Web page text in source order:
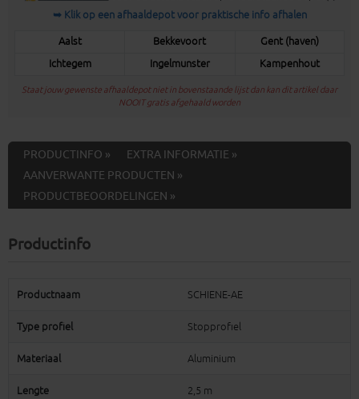
➥ Klik op een afhaaldepot voor praktische info afhalen
Aalst Bekkevoort
Gent (haven)
Ichtegem
Ingelmunster Kampenhout
Staat jouw gewenste afhaaldepot niet in bovenstaande lijst dan kan dit artikel daar
NOOIT gratis afgehaald worden
PRODUCTINFO »
EXTRA INFORMATIE »
AANVERWANTE PRODUCTEN »
PRODUCTBEOORDELINGEN »
Productinfo
Productnaam SCHIENE-AE
Type profiel Stopprofiel
Materiaal Aluminium
Lengte 2,5 m